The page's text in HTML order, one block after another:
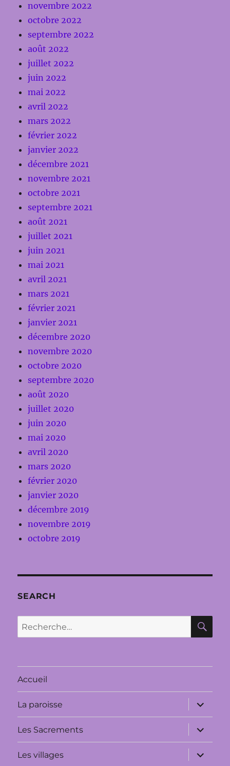
novembre 2022
octobre 2022
septembre 2022
août 2022
juillet 2022
juin 2022
mai 2022
avril 2022
mars 2022
février 2022
janvier 2022
décembre 2021
novembre 2021
octobre 2021
septembre 2021
août 2021
juillet 2021
juin 2021
mai 2021
avril 2021
mars 2021
février 2021
janvier 2021
décembre 2020
novembre 2020
octobre 2020
septembre 2020
août 2020
juillet 2020
juin 2020
mai 2020
avril 2020
mars 2020
février 2020
janvier 2020
décembre 2019
novembre 2019
octobre 2019
SEARCH
Recherche
pour :
Accueil
La paroisse
ouvrir
le
sous-
menu
Les Sacrements
ouvrir
le
sous-
menu
Les villages
ouvrir
le